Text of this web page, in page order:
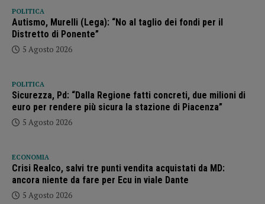
POLITICA
Autismo, Murelli (Lega): “No al taglio dei fondi per il
Distretto di Ponente”
5 Agosto 2026
POLITICA
Sicurezza, Pd: “Dalla Regione fatti concreti, due milioni di
euro per rendere più sicura la stazione di Piacenza”
5 Agosto 2026
ECONOMIA
Crisi Realco, salvi tre punti vendita acquistati da MD:
ancora niente da fare per Ecu in viale Dante
5 Agosto 2026